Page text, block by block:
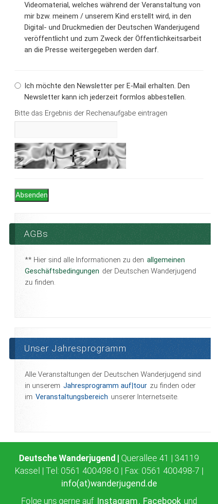
Videomaterial, welches während der Veranstaltung von
mir bzw. meinem / unserem Kind erstellt wird, in den
Digital- und Druckmedien der Deutschen Wanderjugend
veröffentlicht und zum Zweck der Öffentlichkeitsarbeit
an die Presse weitergegeben werden darf.
Ich möchte den Newsletter per E-Mail erhalten. Den
Newsletter kann ich jederzeit formlos abbestellen.
Bitte das Ergebnis der Rechenaufgabe eintragen
AGBs
** Hier sind alle Informationen zu den allgemeinen
Geschäftsbedingungen der Deutschen Wanderjugend
zu finden.
Unser Jahresprogramm
Alle Veranstaltungen der Deutschen Wanderjugend sind
in unserem Jahresprogramm auf|tour zu finden oder
im Veranstaltungsbereich unserer Internetseite.
Deutsche Wanderjugend | Querallee 41 | 34119
Kassel | Tel: 0561 400498-0 | Fax: 0561 400498-7 |
info(at)wanderjugend.de
Folge uns gerne auf Instagram, Facebook und